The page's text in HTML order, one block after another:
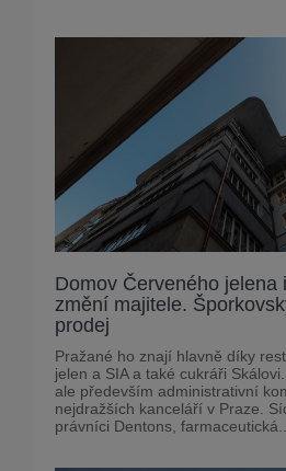
Domov Červeného jelena
změní majitele.
prodej
Pražané ho znají hlavně díky
jelen a SIA a také cukráři
ale především administrativní
nejdražších kanceláří v Praze.
právníci Dentons,